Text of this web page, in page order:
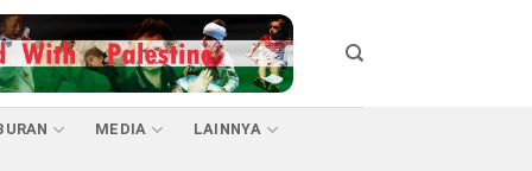
MEDIA
LAINNYA